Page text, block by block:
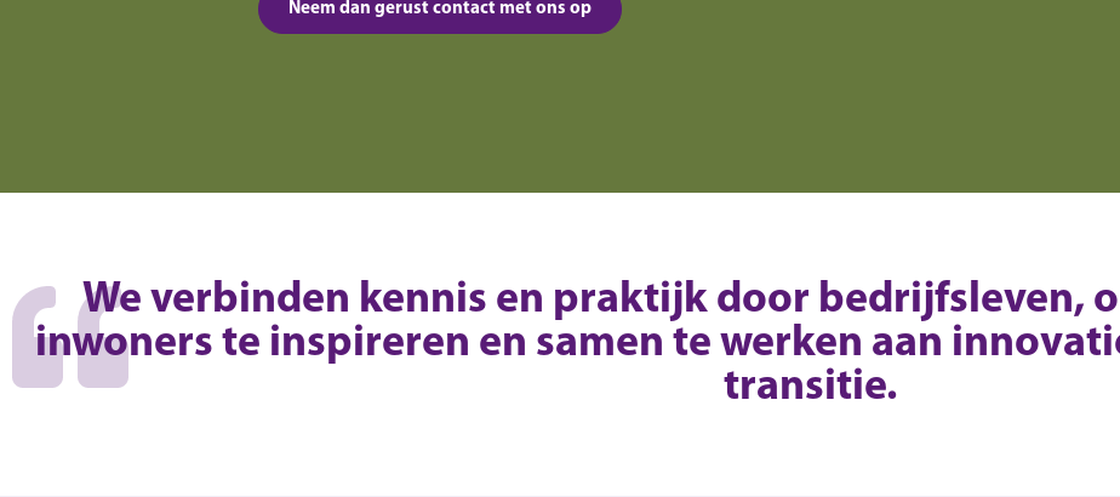
Neem dan gerust contact met ons op
We verbinden kennis en praktijk door bedrijfsleven,
inwoners te inspireren en samen te werken aan
transitie.